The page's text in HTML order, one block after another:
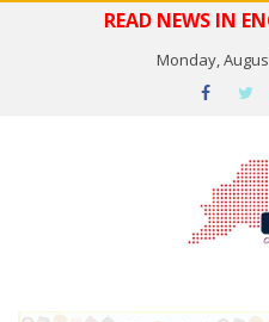
READ NEWS IN
Monday,